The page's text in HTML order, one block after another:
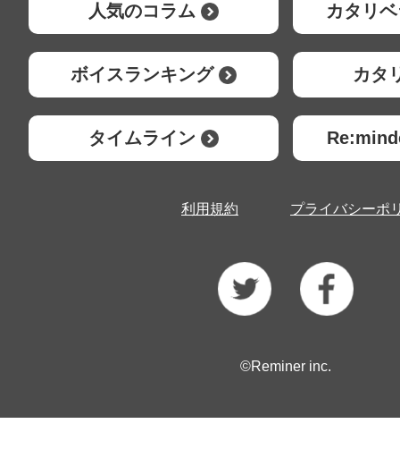
人気のコラム カタリ
ボイスランキング カタ
タイムライン
利用規約 プライバシーポ
©Reminer inc.